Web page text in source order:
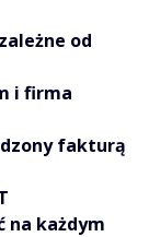
od
i firma
fakturą
na każdym